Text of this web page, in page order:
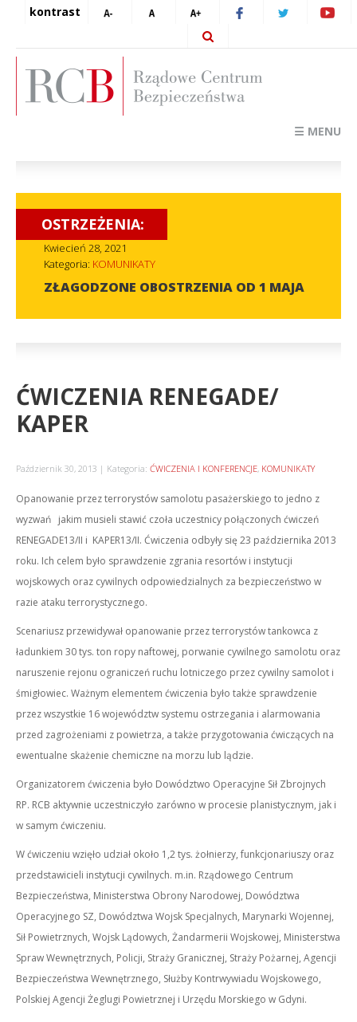
kontrast
☰ MENU
OSTRZEŻENIA:
Kwiecień 28, 2021
Kategoria: KOMUNIKATY
ZŁAGODZONE OBOSTRZENIA OD 1 MAJA
ĆWICZENIA RENEGADE/
KAPER
Październik 30, 2013 Kategoria: ĆWICZENIA I KONFERENCJE, KOMUNIKATY
Opanowanie przez terrorystów samolotu pasażerskiego to jedno z
wyzwań jakim musieli stawić czoła uczestnicy połączonych ćwiczeń
RENEGADE13/II i KAPER13/II. Ćwiczenia odbyły się 23 października 2013
roku. Ich celem było sprawdzenie zgrania resortów i instytucji
wojskowych oraz cywilnych odpowiedzialnych za bezpieczeństwo w
razie ataku terrorystycznego.
Scenariusz przewidywał opanowanie przez terrorystów tankowca z
ładunkiem 30 tys. ton ropy naftowej, porwanie cywilnego samolotu oraz
naruszenie rejonu ograniczeń ruchu lotniczego przez cywilny samolot i
śmigłowiec. Ważnym elementem ćwiczenia było także sprawdzenie
przez wszystkie 16 województw systemu ostrzegania i alarmowania
przed zagrożeniami z powietrza, a także przygotowania ćwiczących na
ewentualne skażenie chemiczne na morzu lub lądzie.
Organizatorem ćwiczenia było Dowództwo Operacyjne Sił Zbrojnych
RP. RCB aktywnie uczestniczyło zarówno w procesie planistycznym, jak i
w samym ćwiczeniu.
W ćwiczeniu wzięło udział około 1,2 tys. żołnierzy, funkcjonariuszy oraz
przedstawicieli instytucji cywilnych. m.in. Rządowego Centrum
Bezpieczeństwa, Ministerstwa Obrony Narodowej, Dowództwa
Operacyjnego SZ, Dowództwa Wojsk Specjalnych, Marynarki Wojennej,
Sił Powietrznych, Wojsk Lądowych, Żandarmerii Wojskowej, Ministerstwa
Spraw Wewnętrznych, Policji, Straży Granicznej, Straży Pożarnej, Agencji
Bezpieczeństwa Wewnętrznego, Służby Kontrwywiadu Wojskowego,
Polskiej Agencji Żeglugi Powietrznej i Urzędu Morskiego w Gdyni.